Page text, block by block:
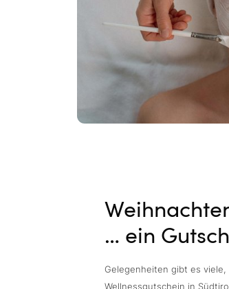
… ein
Gelegenheiten gibt es viele,
Wellnessgutschein in